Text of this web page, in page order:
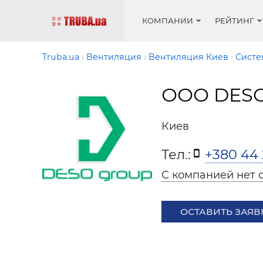
КОМПАНИИ
Котлы
РЕЙТИНГ
Работа
Разное
Холод,
Котлы
Монтаж
Акции
Фото
Truba.ua Вентиляция Вентиляция Киев
ООО
Киев
Тел.: +380 44
С компанией нет
ОСТАВИТЬ